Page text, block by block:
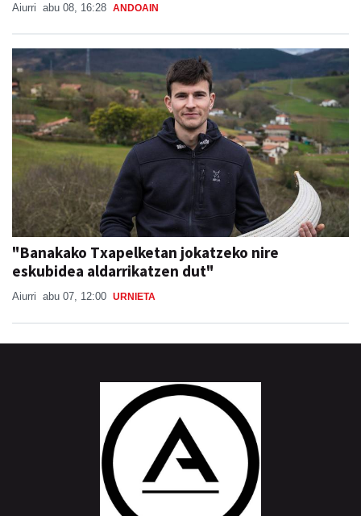
Aiurri abu 08, 16:28 ANDOAIN
"Banakako Txapelketan jokatzeko nire
eskubidea aldarrikatzen dut"
Aiurri abu 07, 12:00 URNIETA